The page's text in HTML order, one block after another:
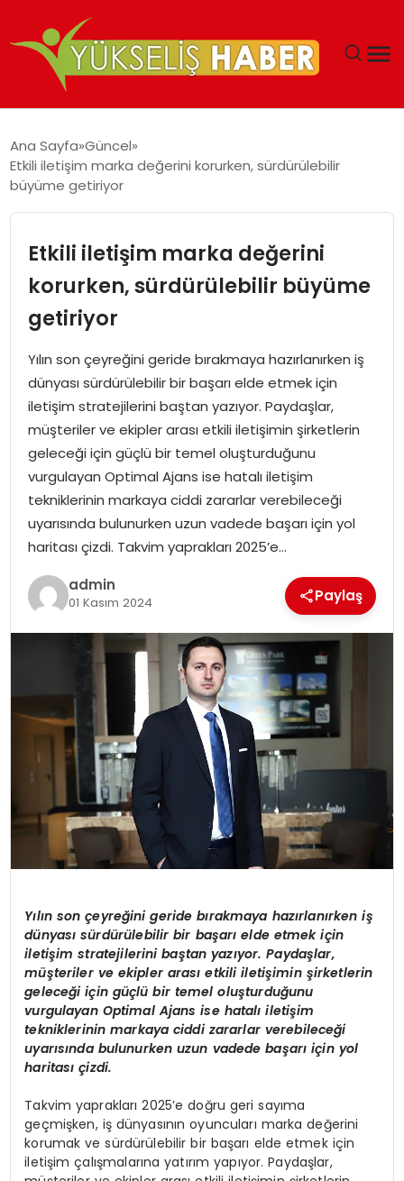
MALIYETLERINI AZALTIYOR’
Ana Sayfa Güncel
Etkili iletişim marka değerini korurken, sürdürülebilir
büyüme getiriyor
Etkili iletişim marka değerini
korurken, sürdürülebilir büyüme
getiriyor
Yılın son çeyreğini geride bırakmaya hazırlanırken iş
dünyası sürdürülebilir bir başarı elde etmek için
iletişim stratejilerini baştan yazıyor. Paydaşlar,
müşteriler ve ekipler arası etkili iletişimin şirketlerin
geleceği için güçlü bir temel oluşturduğunu
vurgulayan Optimal Ajans ise hatalı iletişim
tekniklerinin markaya ciddi zararlar verebileceği
uyarısında bulunurken uzun vadede başarı için yol
haritası çizdi. Takvim yaprakları 2025’e…
admin
01 Kasım 2024 Paylaş
Yılın son çeyreğini geride bırakmaya hazırlanırken iş
dünyası sürdürülebilir bir başarı elde etmek için
iletişim stratejilerini baştan yazıyor. Paydaşlar,
müşteriler ve ekipler arası etkili iletişimin şirketlerin
geleceği için güçlü bir temel oluşturduğunu
vurgulayan Optimal Ajans ise hatalı iletişim
tekniklerinin markaya ciddi zararlar verebileceği
uyarısında bulunurken uzun vadede başarı için yol
haritası çizdi.
Takvim yaprakları 2025’e doğru geri sayıma
geçmişken, iş dünyasının oyuncuları marka değerini
korumak ve sürdürülebilir bir başarı elde etmek için
iletişim çalışmalarına yatırım yapıyor. Paydaşlar,